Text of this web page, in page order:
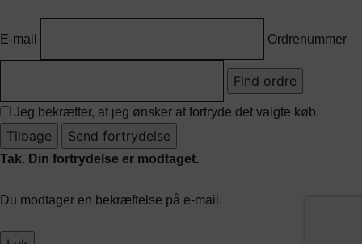
E-mail Ordrenummer
Find ordre
Jeg bekræfter, at jeg ønsker at fortryde det valgte køb.
Tilbage Send fortrydelse
Tak. Din fortrydelse er modtaget.
Du modtager en bekræftelse på e-mail.